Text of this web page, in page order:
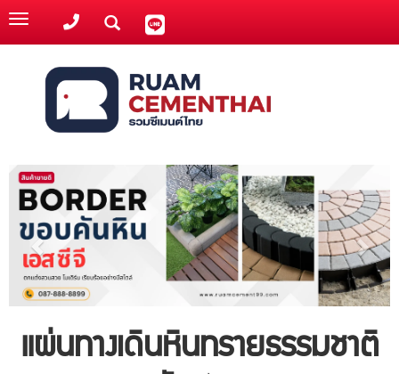
Toggle
navigation
แผ่นทางเดินหินทรายธรรมชาติ